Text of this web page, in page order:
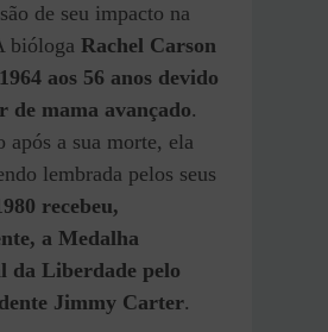
de seu impacto na
bióloga Rachel Carson
aos 56 anos devido
de mama avançado.
após a sua morte, ela
lembrada pelos seus
recebeu,
a Medalha
da Liberdade pelo
Jimmy Carter.